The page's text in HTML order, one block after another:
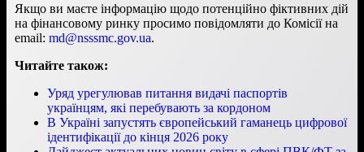
Якщо ви маєте інформацію щодо потенційно фіктивних дій
на фінансовому ринку просимо повідомляти до Комісії на
еmail: md@nsssmc.gov.ua.
Читайте також:
Уряд урегулював питання видачі паспортів
українцям, які перебувають за кордоном
В Україні запустять європейський гаманець цифрової
ідентифікації до кінця 2026 року